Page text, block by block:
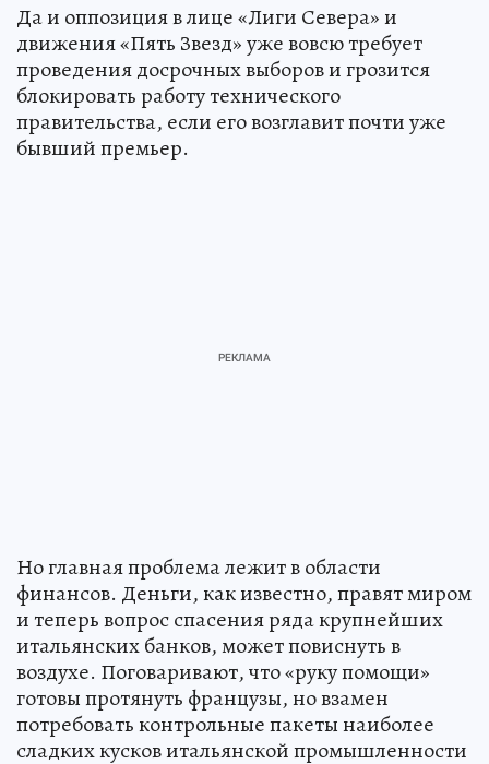
Да и оппозиция в лице «Лиги Севера» и
движения «Пять Звезд» уже вовсю требует
проведения досрочных выборов и грозится
блокировать работу технического
правительства, если его возглавит почти уже
бывший премьер.
Но главная проблема лежит в области
финансов. Деньги, как известно, правят миром
и теперь вопрос спасения ряда крупнейших
итальянских банков, может повиснуть в
воздухе. Поговаривают, что «руку помощи»
готовы протянуть французы, но взамен
потребовать контрольные пакеты наиболее
сладких кусков итальянской промышленности